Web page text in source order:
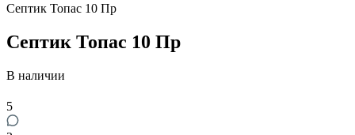
Септик Топас 10 Пр
Септик Топас 10 Пр
В наличии
5